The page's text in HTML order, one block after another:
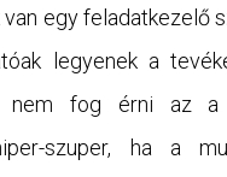
egy feladatkezelő
legyenek a
nem fog érni az a
szuper, ha a